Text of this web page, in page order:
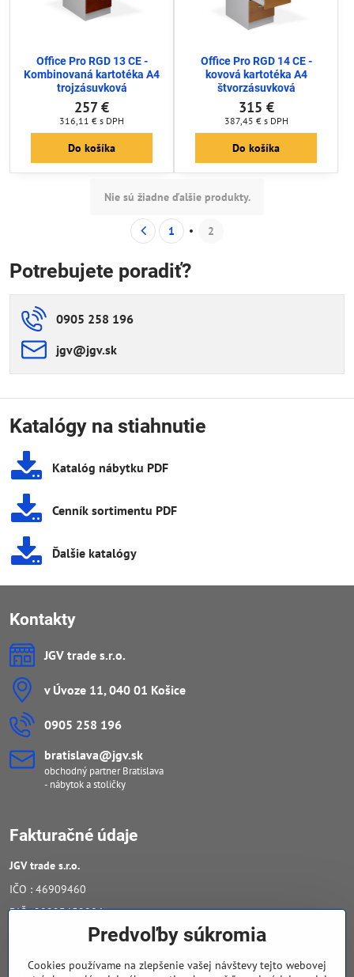
Office Pro RGD 13 CE -
Kombinovaná kartotéka A4
trojzásuvková
257 €
316,11 € s DPH
Do košíka
Office Pro RGD 14 CE -
kovová kartotéka A4
štvorzásuvková
315 €
387,45 € s DPH
Do košíka
Nie sú žiadne ďalšie produkty.
1 2
Potrebujete poradiť?
0905 258 196
jgv​@jgv​.sk
Katalógy na stiahnutie
Katalóg nábytku PDF
Cenník sortimentu PDF
Ďalšie katalógy
Kontakty
JGV trade s​.r​.o​.
v Úvoze 11, 040 01 Košice
0905 258 196
bratislava​@jgv​.sk
obchodný partner Bratislava
- nábytok a stoličky
Fakturačné údaje
JGV trade s​.r​.o​.
IČO : 46909460
DIČ : 20223652906
IČ DPH : SK 2023652906Predvoľby súkromia
Cookies používame na zlepšenie vašej návštevy tejto webovej